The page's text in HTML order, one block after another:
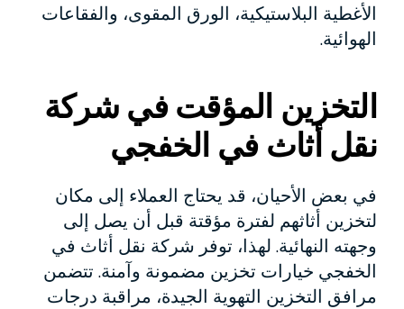
الأغطية البلاستيكية، الورق المقوى، والفقاعات
الهوائية.
التخزين المؤقت في شركة
نقل أثاث في الخفجي
في بعض الأحيان، قد يحتاج العملاء إلى مكان
لتخزين أثاثهم لفترة مؤقتة قبل أن يصل إلى
وجهته النهائية. لهذا، توفر شركة نقل أثاث في
الخفجي خيارات تخزين مضمونة وآمنة. تتضمن
مرافق التخزين التهوية الجيدة، مراقبة درجات